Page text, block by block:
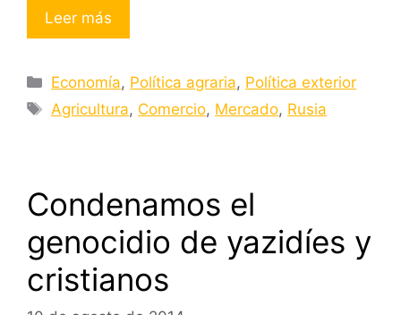
Leer más
Categorías
Economía, Política agraria, Política exterior
Etiquetas
Agricultura, Comercio, Mercado, Rusia
Condenamos el
genocidio de yazidíes y
cristianos